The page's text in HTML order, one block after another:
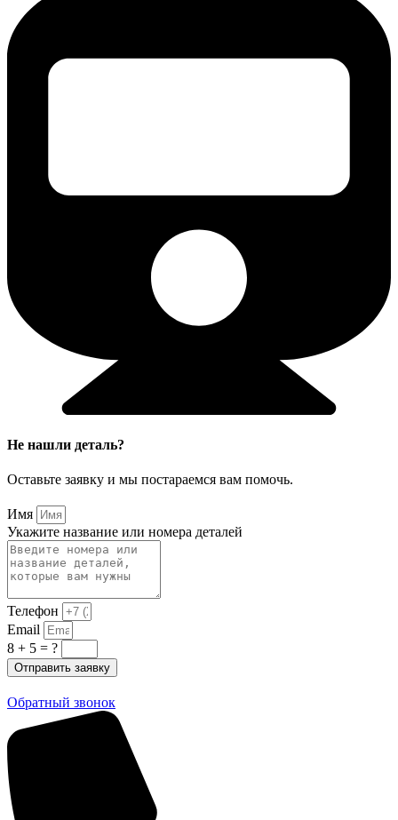
Не нашли деталь?
Оставьте заявку и мы постараемся вам помочь.
Имя
Укажите название или номера деталей
Телефон
Email
8 + 5 = ?
Отправить заявку
Обратный звонок